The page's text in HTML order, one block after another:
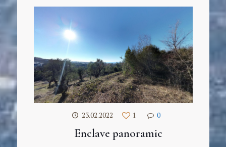
23.02.2022 1 0
Enclave panoramic